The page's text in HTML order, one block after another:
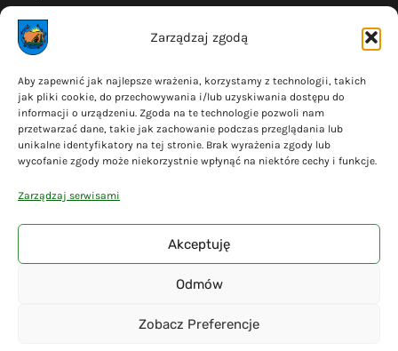
Zarządzaj zgodą
Aby zapewnić jak najlepsze wrażenia, korzystamy z technologii, takich
jak pliki cookie, do przechowywania i/lub uzyskiwania dostępu do
informacji o urządzeniu. Zgoda na te technologie pozwoli nam
przetwarzać dane, takie jak zachowanie podczas przeglądania lub
unikalne identyfikatory na tej stronie. Brak wyrażenia zgody lub
wycofanie zgody może niekorzystnie wpłynąć na niektóre cechy i funkcje.
Zarządzaj serwisami
Akceptuję
Odmów
Zobacz Preferencje
Na skróty
Polityka prywatności
Polityka plików cookies (EU)
Deklaracja dostępności
Mapa serwisu